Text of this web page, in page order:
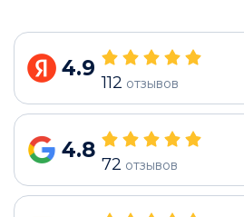
4.9
112 отзывов
4.8
72 отзывов